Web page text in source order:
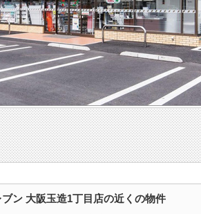
ン 大阪玉造1丁目店の近くの物件